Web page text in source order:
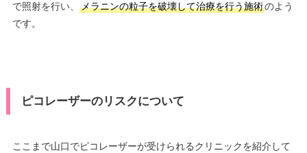
で照射を行い、
メラニンの粒子を破壊して治療を行う施術のよう
です。
ピコレーザーのリスクについて
ここまで山口でピコレーザーが受けられるクリニックを紹介して